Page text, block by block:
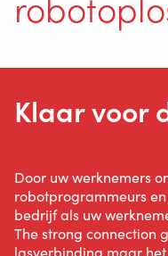
CENTRE
ROBOT
Klaar voor
Door uw werknemers
robotprogrammeurs
bedrijf als uw
The strong connection
lasverbinding maar